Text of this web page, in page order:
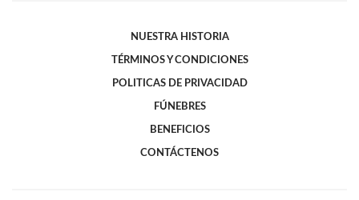
NUESTRA HISTORIA
TÉRMINOS Y CONDICIONES
POLITICAS DE PRIVACIDAD
FÚNEBRES
BENEFICIOS
CONTÁCTENOS